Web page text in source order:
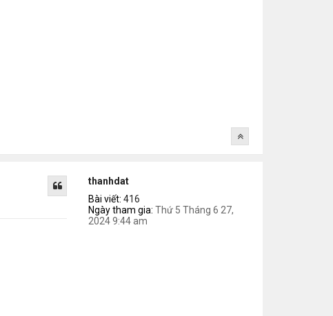
thanhdat
Bài viết: 416
Ngày tham gia: Thứ 5 Tháng 6 27,
2024 9:44 am